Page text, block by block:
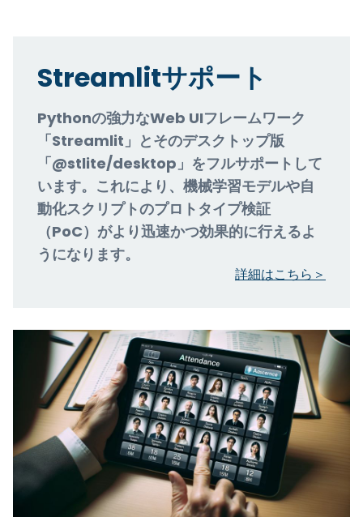
Streamlitサポート
Pythonの強力なWeb UIフレームワーク
「Streamlit」とそのデスクトップ版
「@stlite/desktop」をフルサポートして
います。これにより、機械学習モデルや自
動化スクリプトのプロトタイプ検証
（PoC）がより迅速かつ効果的に行えるよ
うになります。
詳細はこちら＞